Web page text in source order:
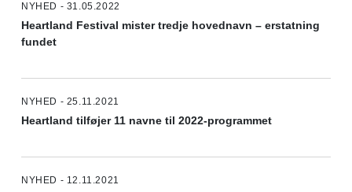
NYHED - 31.05.2022
Heartland Festival mister tredje hovednavn – erstatning
fundet
NYHED - 25.11.2021
Heartland tilføjer 11 navne til 2022-programmet
NYHED - 12.11.2021